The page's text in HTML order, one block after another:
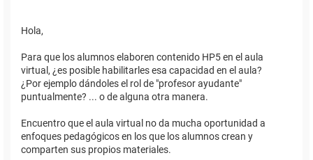
Hola,
Para que los alumnos elaboren contenido HP5 en el aula
virtual, ¿es posible habilitarles esa capacidad en el aula?
¿Por ejemplo dándoles el rol de "profesor ayudante"
puntualmente? ... o de alguna otra manera.
Encuentro que el aula virtual no da mucha oportunidad a
enfoques pedagógicos en los que los alumnos crean y
comparten sus propios materiales.